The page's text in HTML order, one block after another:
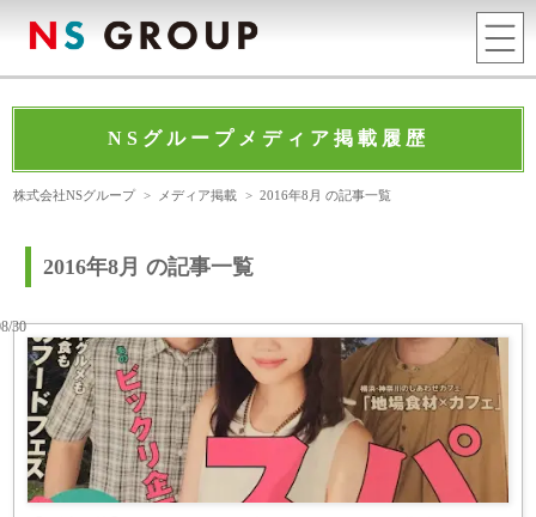
NSグループメディア掲載履歴
株式会社NSグループ > メディア掲載 >2016年8月 の記事一覧
2016年8月 の記事一覧
30